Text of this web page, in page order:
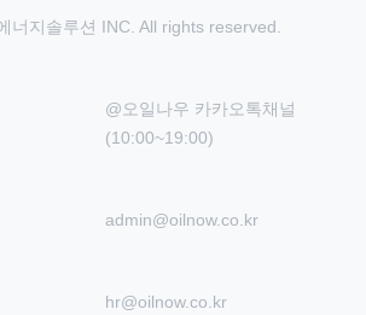
너지솔루션 INC. All rights reserved.
@오일나우 카카오톡채널
(10:00~19:00)
admin@oilnow.co.kr
hr@oilnow.co.kr